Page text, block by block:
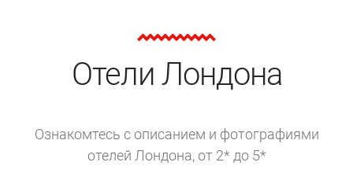
Отели Лондона
Ознакомтесь с описанием и фотографиями
отелей Лондона, от 2* до 5*